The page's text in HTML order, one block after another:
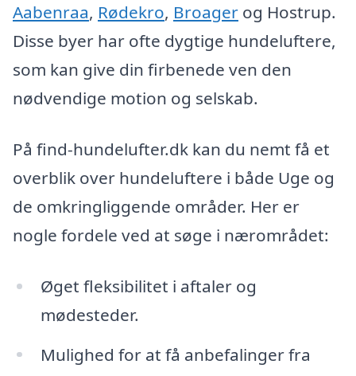
Aabenraa, Rødekro, Broager og Hostrup.
Disse byer har ofte dygtige hundeluftere,
som kan give din firbenede ven den
nødvendige motion og selskab.
På find-hundelufter.dk kan du nemt få et
overblik over hundeluftere i både Uge og
de omkringliggende områder. Her er
nogle fordele ved at søge i nærområdet:
Øget fleksibilitet i aftaler og
mødesteder.
Mulighed for at få anbefalinger fra